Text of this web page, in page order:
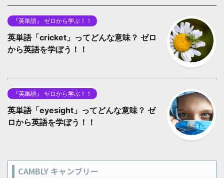
『英単語』 ゼロから学ぶ！！
英単語「cricket」ってどんな意味？ ゼロ
から英語を学ぼう！！
『英単語』 ゼロから学ぶ！！
英単語「eyesight」ってどんな意味？ ゼ
ロから英語を学ぼう！！
CAMBLY キャンブリー